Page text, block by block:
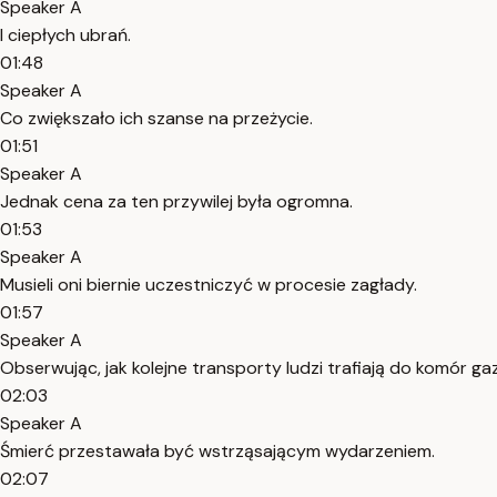
Speaker A
I ciepłych ubrań.
01:48
Speaker A
Co zwiększało ich szanse na przeżycie.
01:51
Speaker A
Jednak cena za ten przywilej była ogromna.
01:53
Speaker A
Musieli oni biernie uczestniczyć w procesie zagłady.
01:57
Speaker A
Obserwując, jak kolejne transporty ludzi trafiają do komór
02:03
Speaker A
Śmierć przestawała być wstrząsającym wydarzeniem.
02:07